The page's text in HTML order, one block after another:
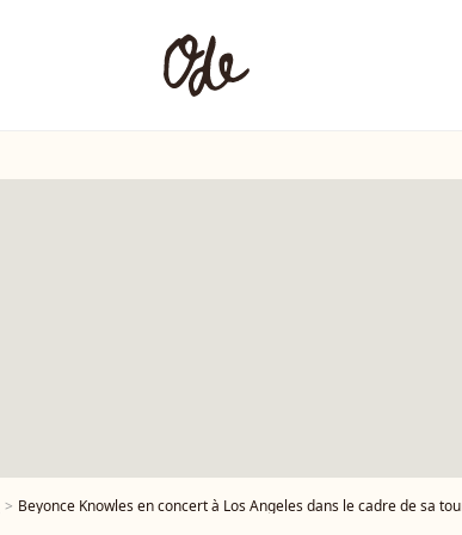
Beyonce Knowles en concert à Los Angeles dans le cadre de sa tournée "Cowboy Carter". Beyonce a fait